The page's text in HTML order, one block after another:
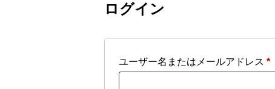
ログイン
ユーザー名またはメールアドレス *必